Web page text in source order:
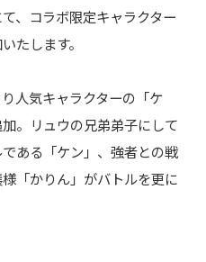
、コラボ限定キャラクター
たします。
人気キャラクターの「ケ
。リュウの兄弟弟子にして
ある「ケン」、強者との戦
「かりん」がバトルを更に